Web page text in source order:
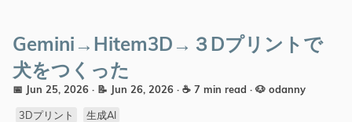
Tags
Gemini→Hitem3D→３Dプリントで
犬をつくった
📅 Jun 25, 2026 · 📝 Jun 26, 2026 · ☕ 7 min read · 🐶 odanny
3Dプリント 生成AI